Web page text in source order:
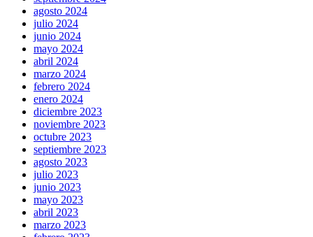
agosto 2024
julio 2024
junio 2024
mayo 2024
abril 2024
marzo 2024
febrero 2024
enero 2024
diciembre 2023
noviembre 2023
octubre 2023
septiembre 2023
agosto 2023
julio 2023
junio 2023
mayo 2023
abril 2023
marzo 2023